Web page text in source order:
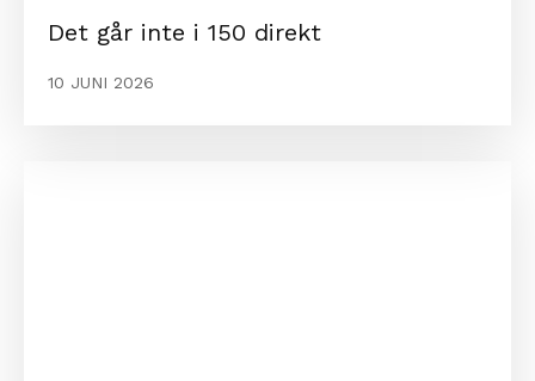
Det går inte i 150 direkt
10 JUNI 2026